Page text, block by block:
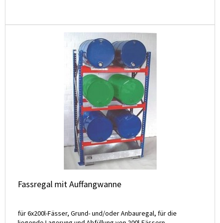
Fassregal mit Auffangwanne
für 6x200l-Fässer, Grund- und/oder Anbauregal, für die